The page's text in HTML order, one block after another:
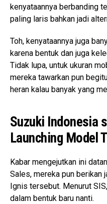
kenyataannya berbanding
paling laris bahkan jadi
Toh, kenyataannya juga
karena bentuk dan juga
Tidak lupa, untuk ukuran
mereka tawarkan pun
heran kalau banyak yang
Suzuki Indonesia
Launching Model
Kabar mengejutkan ini
Sales, mereka pun berikan
Ignis tersebut. Menurut
dalam bentuk baru nanti.